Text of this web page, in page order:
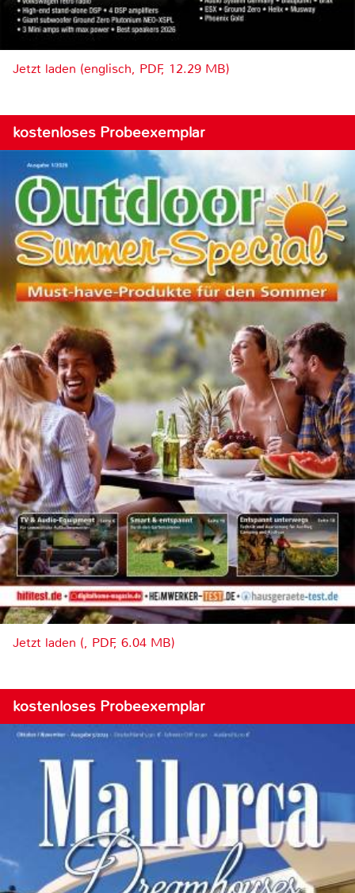
Jetzt laden (englisch, PDF, 12.29 MB)
kostenloses Probeexemplar
Jetzt laden (, PDF, 6.04 MB)
kostenloses Probeexemplar